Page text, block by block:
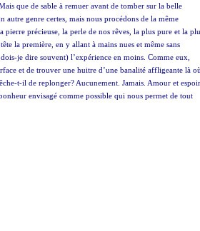
que de sable à remuer avant de tomber sur la belle
autre genre certes, mais nous procédons de la même
précieuse, la perle de nos rêves, la plus pure et la
la première, en y allant à mains nues et même sans
je dire souvent) l’expérience en moins. Comme eux,
et de trouver une huitre d’une banalité affligeante là où
t-il de replonger? Aucunement. Jamais. Amour et espoir
envisagé comme possible qui nous permet de tout